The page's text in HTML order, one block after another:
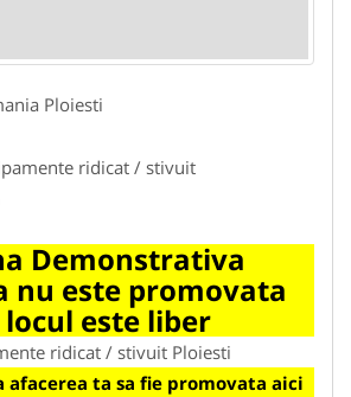
Ploiesti
ridicat / stivuit
Demonstrativa
nu este promovata
este liber
ridicat / stivuit Ploiesti
afacerea ta sa fie promovata aici